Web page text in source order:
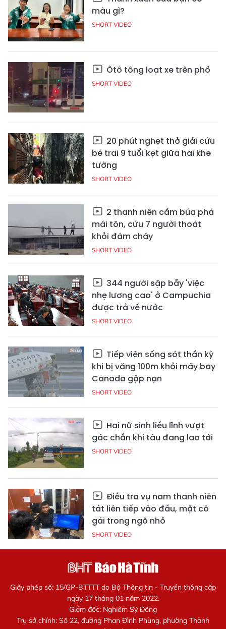
màu gì?
SHORT VIDEO
Ôtô tông loạt xe trên phố
SHORT VIDEO
20 phút nghẹt thở giải cứu
bé trai 9 tuổi kẹt giữa hai khe
tường
SHORT VIDEO
2 thanh niên cầm búa phá
mái tôn, cứu 7 người thoát
khỏi đám cháy
SHORT VIDEO
344 người sập bẫy 'việc
nhẹ lương cao' ở Campuchia
được trả về nước
SHORT VIDEO
Tiếp viên sống sót thần kỳ
khi bị văng 100m khỏi máy bay
Canada gặp nạn
SHORT VIDEO
Hai nữ sinh liều lĩnh vượt
gác chắn khi tàu đang lao tới
SHORT VIDEO
Điều tra vụ nam thanh niên
tát liên tiếp vào đầu, mặt cô
gái trong ngõ nhỏ
SHORT VIDEO
Giấy phép số: 15/GP-BTTTT do Bộ Thông tin - Truyền thông cấp
ngày 17 tháng 01 năm 2022.
Giám đốc: Nghiêm Sỹ Đống
Trụ sở chính: Số 22, đường Phan Đình Phùng, phường Thành